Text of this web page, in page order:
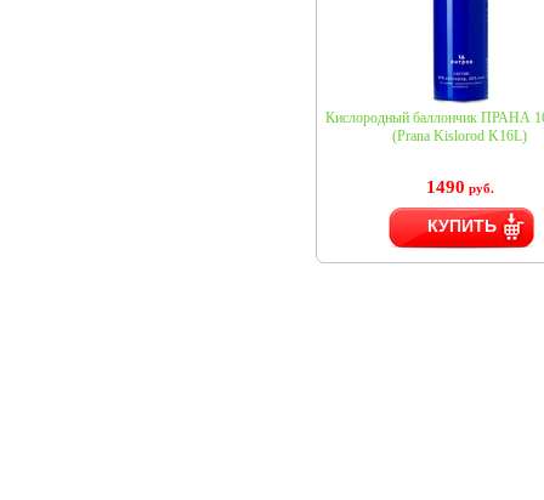
Кислородный баллончик ПРАНА
(Prana Kislorod K16L)
1490 руб.
КУПИТЬ